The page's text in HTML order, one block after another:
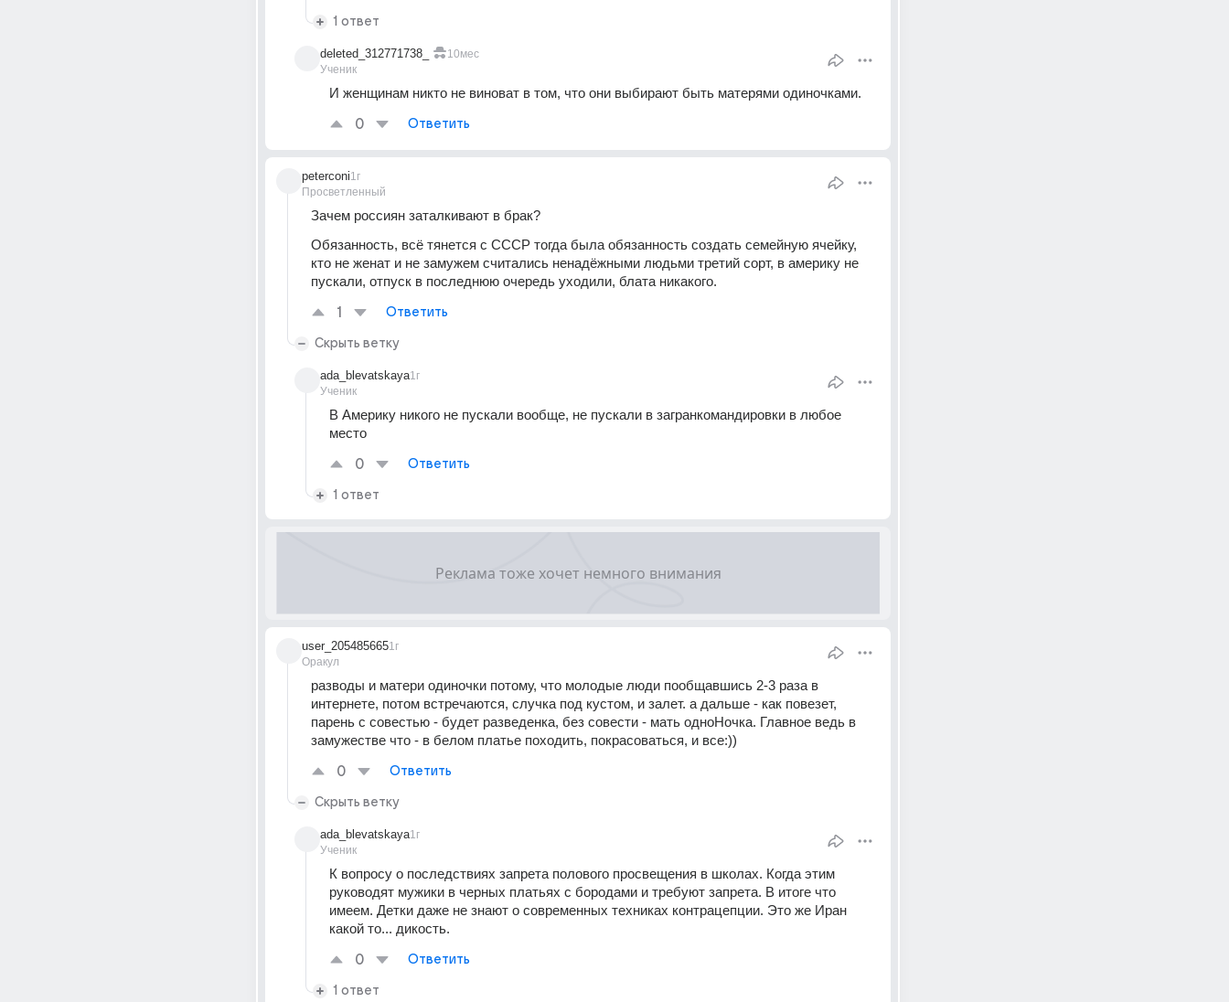
1 ответ
deleted_312771738_
Ученик
10мес
И женщинам никто не виноват в том, что они выбирают быть матерями одиночками.
0 Ответить
peterconi
Просветленный
1г
Зачем россиян заталкивают в брак?
Обязанность, всё тянется с СССР тогда была обязанность создать семейную ячейку,
кто не женат и не замужем считались ненадёжными людьми третий сорт, в америку не
пускали, отпуск в последнюю очередь уходили, блата никакого.
1 Ответить
Скрыть ветку
ada_blevatskaya
Ученик
1г
В Америку никого не пускали вообще, не пускали в загранкомандировки в любое
место
0 Ответить
1 ответ
user_205485665
Оракул
1г
разводы и матери одиночки потому, что молодые люди пообщавшись 2-3 раза в
интернете, потом встречаются, случка под кустом, и залет. а дальше - как повезет,
парень с совестью - будет разведенка, без совести - мать одноНочка. Главное ведь в
замужестве что - в белом платье походить, покрасоваться, и все:))
0 Ответить
Скрыть ветку
ada_blevatskaya
Ученик
1г
К вопросу о последствиях запрета полового просвещения в школах. Когда этим
руководят мужики в черных платьях с бородами и требуют запрета. В итоге что
имеем. Детки даже не знают о современных техниках контрацепции. Это же Иран
какой то... дикость.
0 Ответить
1 ответ